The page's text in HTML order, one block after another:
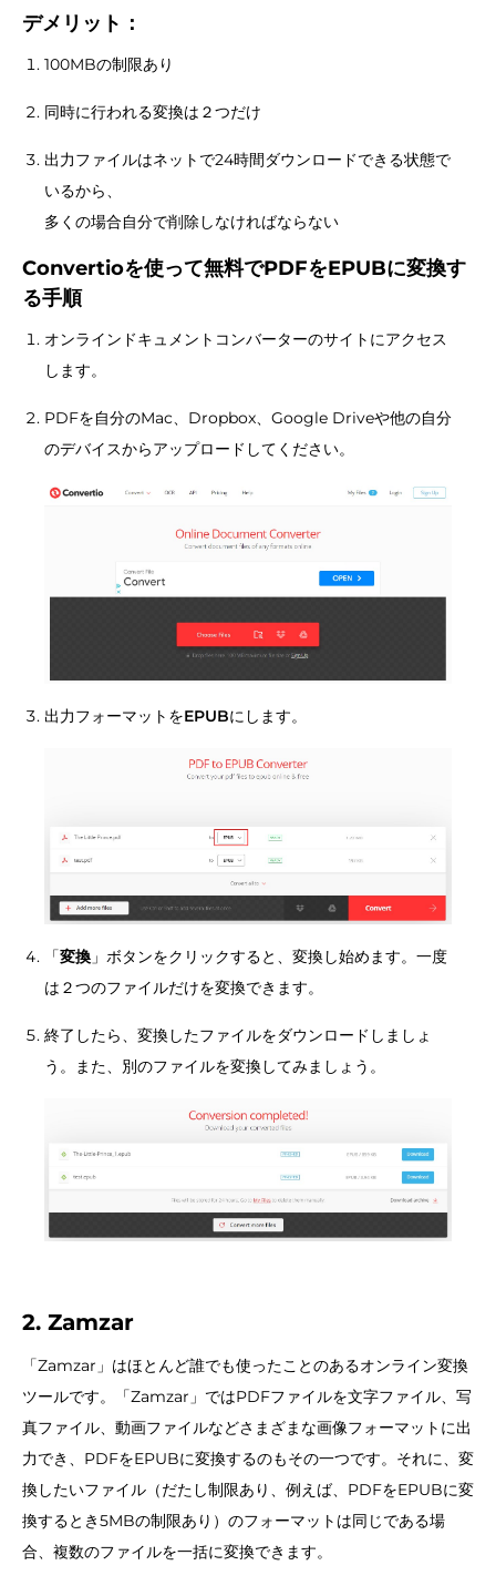
デメリット：
100MBの制限あり
同時に行われる変換は２つだけ
出力ファイルはネットで24時間ダウンロードできる状態で
いるから、
多くの場合自分で削除しなければならない
Convertioを使って無料でPDFをEPUBに変換す
る手順
オンラインドキュメントコンバーターのサイトにアクセス
します。
PDFを自分のMac、Dropbox、Google Driveや他の自分
のデバイスからアップロードしてください。
出力フォーマットをEPUBにします。
「変換 」ボタンをクリックすると、変換し始めます。一度
は２つのファイルだけを変換できます。
終了したら、変換したファイルをダウンロードしましょ
う。また、別のファイルを変換してみましょう。
2. Zamzar
「Zamzar」はほとんど誰でも使ったことのあるオンライン変換
ツールです。「Zamzar」ではPDFファイルを文字ファイル、写
真ファイル、動画ファイルなどさまざまな画像フォーマットに出
力でき、PDFをEPUBに変換するのもその一つです。それに、変
換したいファイル（だたし制限あり、例えば、PDFをEPUBに変
換するとき5MBの制限あり）のフォーマットは同じである場
合、複数のファイルを一括に変換できます。